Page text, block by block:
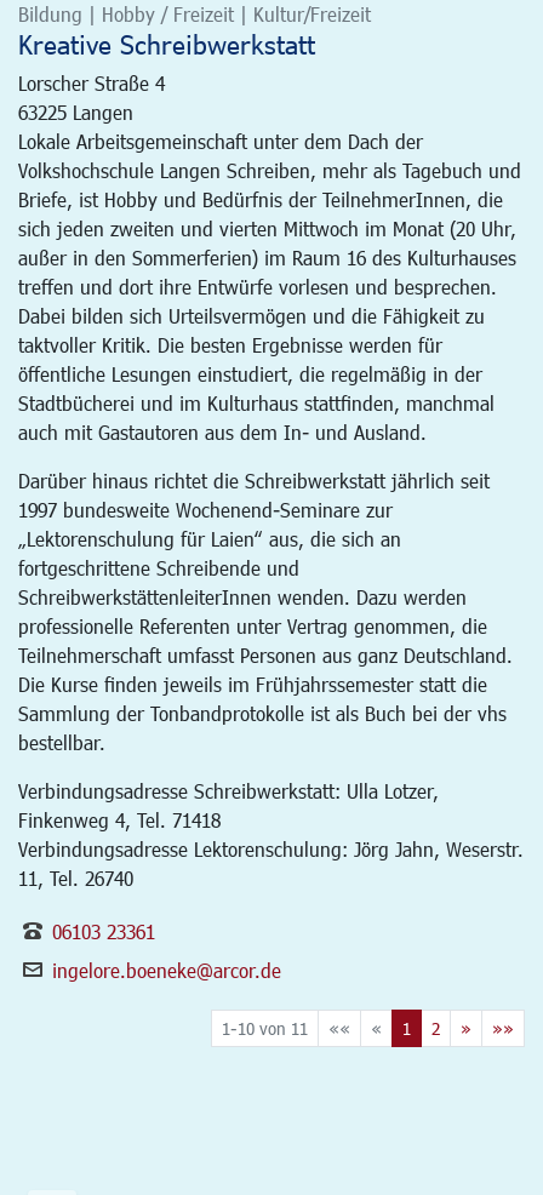
Bildung | Hobby / Freizeit | Kultur/Freizeit
Kreative Schreibwerkstatt
Lorscher Straße 4
63225 Langen
Lokale Arbeitsgemeinschaft unter dem Dach der
Volkshochschule Langen Schreiben, mehr als Tagebuch und
Briefe, ist Hobby und Bedürfnis der TeilnehmerInnen, die
sich jeden zweiten und vierten Mittwoch im Monat (20 Uhr,
außer in den Sommerferien) im Raum 16 des Kulturhauses
treffen und dort ihre Entwürfe vorlesen und besprechen.
Dabei bilden sich Urteilsvermögen und die Fähigkeit zu
taktvoller Kritik. Die besten Ergebnisse werden für
öffentliche Lesungen einstudiert, die regelmäßig in der
Stadtbücherei und im Kulturhaus stattfinden, manchmal
auch mit Gastautoren aus dem In- und Ausland.
Darüber hinaus richtet die Schreibwerkstatt jährlich seit
1997 bundesweite Wochenend-Seminare zur
„Lektorenschulung für Laien“ aus, die sich an
fortgeschrittene Schreibende und
SchreibwerkstättenleiterInnen wenden. Dazu werden
professionelle Referenten unter Vertrag genommen, die
Teilnehmerschaft umfasst Personen aus ganz Deutschland.
Die Kurse finden jeweils im Frühjahrssemester statt die
Sammlung der Tonbandprotokolle ist als Buch bei der vhs
bestellbar.
Verbindungsadresse Schreibwerkstatt: Ulla Lotzer,
Finkenweg 4, Tel. 71418
Verbindungsadresse Lektorenschulung: Jörg Jahn, Weserstr.
11, Tel. 26740
06103 23361
ingelore.boeneke@arcor.de
1-10 von 11 «« « 1 2 » »»